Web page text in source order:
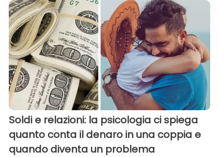
Soldi e relazioni: la psicologia ci spiega
quanto conta il denaro in una coppia e
quando diventa un problema